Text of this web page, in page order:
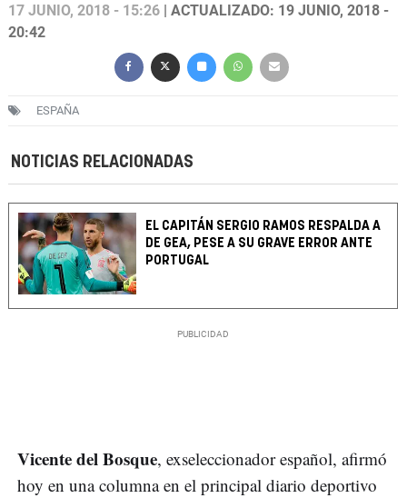
17 JUNIO, 2018 - 15:26 | ACTUALIZADO: 19 JUNIO, 2018 -
20:42
ESPAÑA
NOTICIAS RELACIONADAS
EL CAPITÁN SERGIO RAMOS RESPALDA A
DE GEA, PESE A SU GRAVE ERROR ANTE
PORTUGAL
Vicente del Bosque, exseleccionador español, afirmó
hoy en una columna en el principal diario deportivo